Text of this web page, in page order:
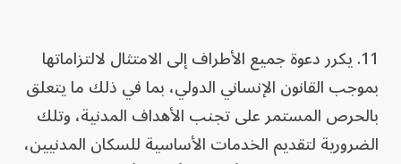
11. يكرر دعوة جميع الأطراف إلى الامتثال لالتزاماتها
بموجب القانون الإنساني الدولي، بما في ذلك ما يتعلق
بالحرص المستمر على تجنب الأهداف المدنية، وتلك
الضرورية لتقديم الخدمات الأساسية للسكان المدنيين،